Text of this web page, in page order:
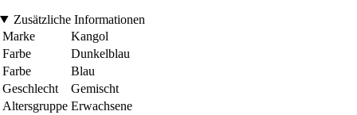
Zusätzliche Informationen
Marke
Kangol
Farbe
Dunkelblau
Farbe
Blau
Geschlecht
Gemischt
Altersgruppe Erwachsene